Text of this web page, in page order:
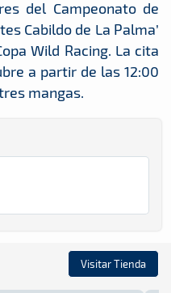
del Campeonato de
Cabildo de La Palma’
Wild Racing. La cita
a partir de las 12:00
mangas.
Visitar Tienda